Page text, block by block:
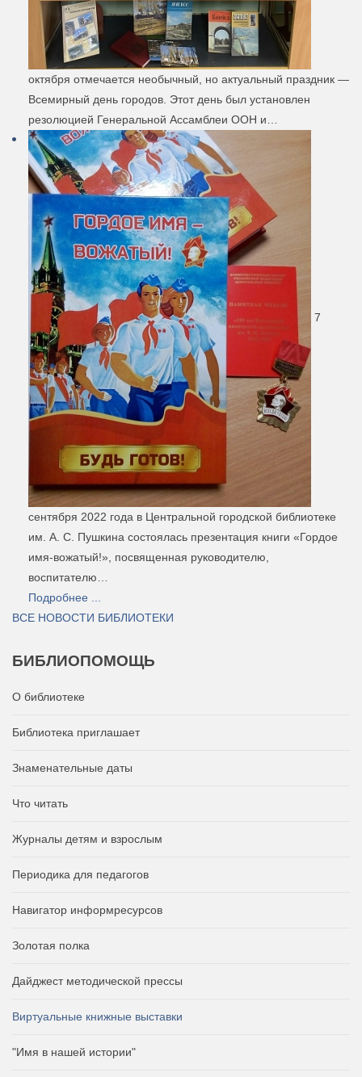
октября отмечается необычный, но актуальный праздник —
Всемирный день городов. Этот день был установлен
резолюцией Генеральной Ассамблеи ООН и…
7
сентября 2022 года в Центральной городской библиотеке
им. А. С. Пушкина состоялась презентация книги «Гордое
имя-вожатый!», посвященная руководителю,
воспитателю…
Подробнее ...
ВСЕ НОВОСТИ БИБЛИОТЕКИ
БИБЛИОПОМОЩЬ
О библиотеке
Библиотека приглашает
Знаменательные даты
Что читать
Журналы детям и взрослым
Периодика для педагогов
Навигатор информресурсов
Золотая полка
Дайджест методической прессы
Виртуальные книжные выставки
"Имя в нашей истории"